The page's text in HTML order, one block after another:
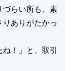
づらい所も、素
りありがたかっ
！」と、取引